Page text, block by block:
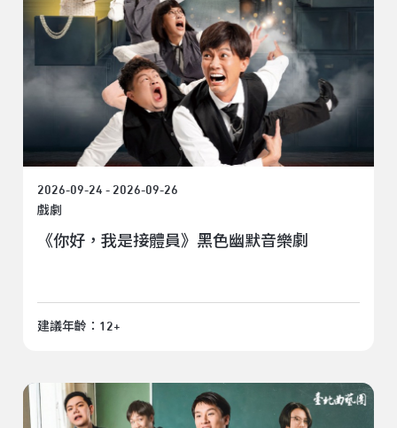
2026-09-24 - 2026-09-26
戲劇
《你好，我是接體員》黑色幽默音樂劇
建議年齡：12+